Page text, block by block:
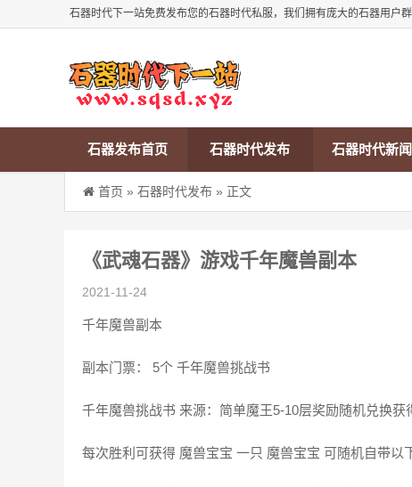
石器时代下一站免费发布您的石器时代私服，我们拥有庞大的石器用户
石器发布首页 石器时代发布 石器时代新闻
首页 » 石器时代发布 » 正文
《武魂石器》游戏千年魔兽副本
2021-11-24
千年魔兽副本
副本门票： 5个 千年魔兽挑战书
千年魔兽挑战书 来源：简单魔王5-10层奖励随机兑换获
每次胜利可获得 魔兽宝宝 一只 魔兽宝宝 可随机自带以